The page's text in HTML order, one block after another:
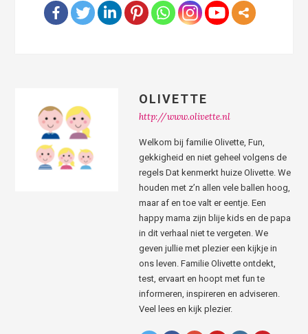
OLIVETTE
http://www.olivette.nl
Welkom bij familie Olivette, Fun,
gekkigheid en niet geheel volgens de
regels Dat kenmerkt huize Olivette. We
houden met z’n allen vele ballen hoog,
maar af en toe valt er eentje. Een
happy mama zijn blije kids en de papa
in dit verhaal niet te vergeten. We
geven jullie met plezier een kijkje in
ons leven. Familie Olivette ontdekt,
test, ervaart en hoopt met fun te
informeren, inspireren en adviseren.
Veel lees en kijk plezier.